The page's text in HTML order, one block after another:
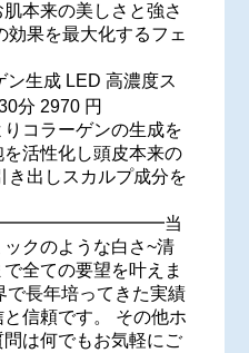
本来の美しさと強さ
効果を最大化するフェ
ン生成 LED 高濃度ス
分 2970 円
コラーゲンの生成を
活性化し頭皮本来の
き出しスカルプ成分を
当
クのような白さ~清
全ての要望を叶えま
で長年培ってきた実績
信頼です。 その他ホ
は何でもお気軽にご